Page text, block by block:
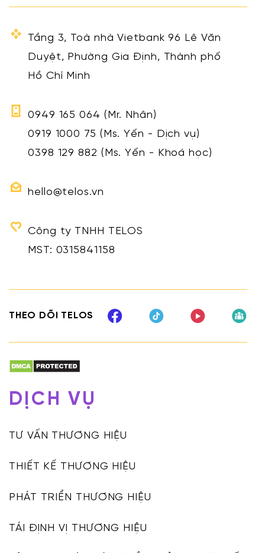
Tầng 3, Toà nhà Vietbank 96 Lê Văn
Duyệt, Phường Gia Định, Thành phố
Hồ Chí Minh
0949 165 064 (Mr. Nhân)
0919 1000 75 (Ms. Yến - Dịch vụ)
0398 129 882 (Ms. Yến - Khoá học)
hello@telos.vn
Công ty TNHH TELOS
MST: 0315841158
THEO DÕI TELOS
DỊCH VỤ
TƯ VẤN THƯƠNG HIỆU
THIẾT KẾ THƯƠNG HIỆU
PHÁT TRIỂN THƯƠNG HIỆU
TÁI ĐỊNH VỊ THƯƠNG HIỆU